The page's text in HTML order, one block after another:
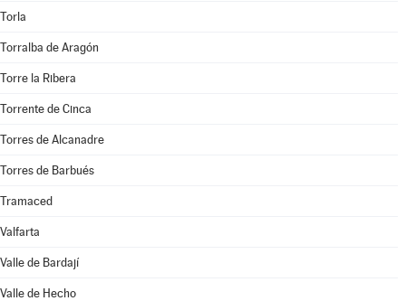
Torla
Torralba de Aragón
Torre la Ribera
Torrente de Cinca
Torres de Alcanadre
Torres de Barbués
Tramaced
Valfarta
Valle de Bardají
Valle de Hecho